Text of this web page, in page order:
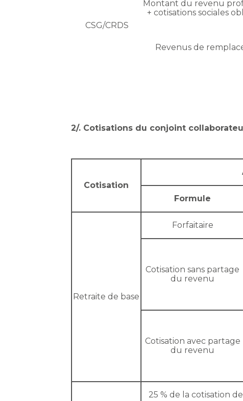
CSG/CRDS
Montant du revenu
+ cotisations sociales
Revenus de
2/. Cotisations du conjoint
Cotisation
Formule
Retraite de base
Forfaitaire
Cotisation sans partage
du revenu
Cotisation avec partage
du revenu
25 % de la cotisation